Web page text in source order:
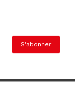
S'abonner